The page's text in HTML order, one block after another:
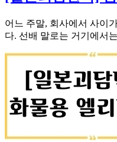
어느 주말, 회사에서 사이
다. 선배 말로는 거기에서